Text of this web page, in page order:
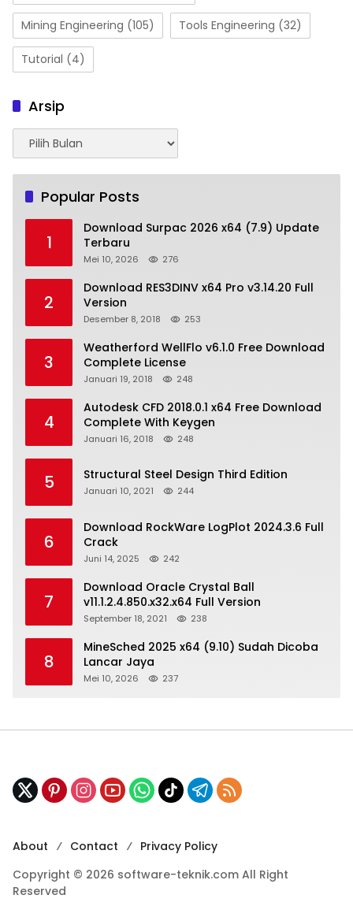
Mining Engineering (105) Tools Engineering (32)
Tutorial (4)
Arsip
Arsip
Popular Posts
1
Download Surpac 2026 x64 (7.9) Update
Terbaru
Mei 10, 2026 276
2
Download RES3DINV x64 Pro v3.14.20 Full
Version
Desember 8, 2018 253
3
Weatherford WellFlo v6.1.0 Free Download
Complete License
Januari 19, 2018 248
4
Autodesk CFD 2018.0.1 x64 Free Download
Complete With Keygen
Januari 16, 2018 248
5 Structural Steel Design Third Edition
Januari 10, 2021 244
6
Download RockWare LogPlot 2024.3.6 Full
Crack
Juni 14, 2025 242
7
Download Oracle Crystal Ball
v11.1.2.4.850.x32.x64 Full Version
September 18, 2021 238
8
MineSched 2025 x64 (9.10) Sudah Dicoba
Lancar Jaya
Mei 10, 2026 237
About Contact
Privacy Policy
Copyright © 2026 software-teknik.com All Right
Reserved